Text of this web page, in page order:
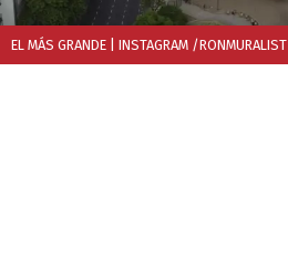
EL MÁS GRANDE | INSTAGRAM /RONMURALIST